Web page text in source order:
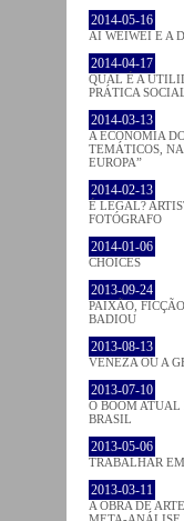
2014-05-16
AI WEIWEI E A
2014-04-17
QUAL É A
PRÁTICA
2014-03-13
A ECONOMIA
TEMÁTICOS,
EUROPA”
2014-02-13
É LEGAL?
FOTÓGRAFO
2014-01-06
CHOICES
2013-09-24
PAIXÃO,
BADIOU
2013-08-13
VENEZA OU A
2013-07-10
O BOOM ATUAL
BRASIL
2013-05-06
TRABALHAR
2013-03-11
A OBRA DE